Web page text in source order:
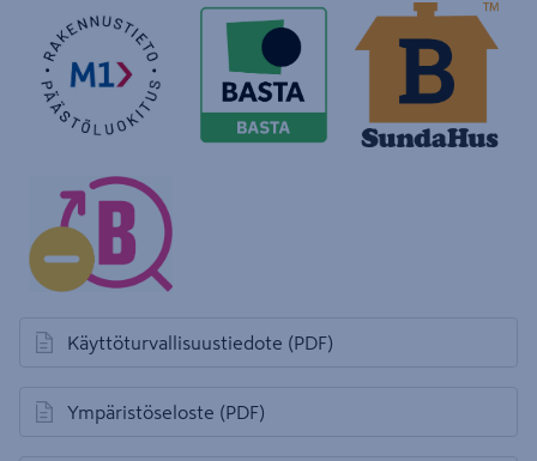
Käyttöturvallisuustiedote (PDF)
avautuu uuteen välilehteen
Ympäristöseloste (PDF)
avautuu uuteen välilehteen